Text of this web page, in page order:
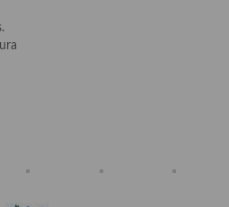
sándwich, emparedados, tostas y